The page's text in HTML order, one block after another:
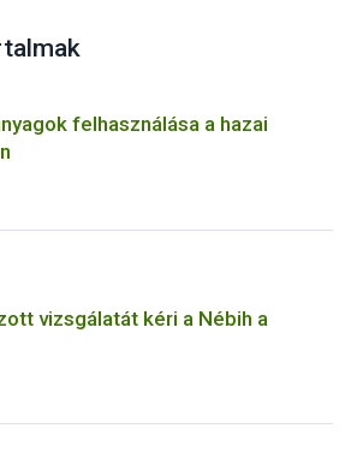
felhasználása a hazai
vizsgálatát kéri a Nébih a